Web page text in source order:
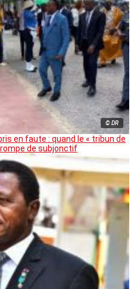
© DR
en faute : quand le « tribun de
de subjonctif